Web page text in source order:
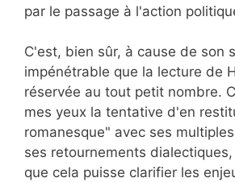
par le passage à l'action
C'est, bien sûr, à cause de son
impénétrable que la lecture de
réservée au tout petit nombre.
mes yeux la tentative d'en
romanesque" avec ses
ses retournements
que cela puisse clarifier les